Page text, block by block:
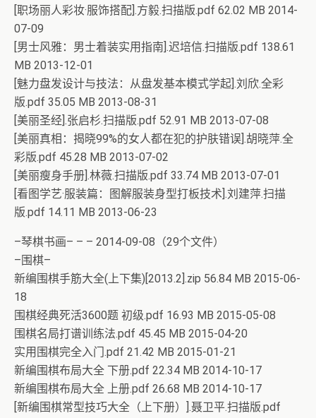
[职场丽人彩妆·服饰搭配].方毅.扫描版.pdf 62.02 MB 2014-
07-09
[男士风雅：男士着装实用指南].迟培信.扫描版.pdf 138.61
MB 2013-12-01
[魅力盘发设计与技法：从盘发基本模式学起].刘欣.全彩
版.pdf 35.05 MB 2013-08-31
[美丽圣经].张启杉.扫描版.pdf 52.91 MB 2013-07-08
[美丽真相：揭晓99%的女人都在犯的护肤错误].胡晓萍.全
彩版.pdf 45.28 MB 2013-07-02
[美丽瘦身手册].林薇.扫描版.pdf 33.74 MB 2013-07-01
[看图学艺·服装篇：图解服装身型打板技术].刘建萍.扫描
版.pdf 14.11 MB 2013-06-23
–琴棋书画– – – 2014-09-08（29个文件）
–围棋–
新编围棋手筋大全(上下集)[2013.2].zip 56.84 MB 2015-06-
18
围棋经典死活3600题 初级.pdf 16.93 MB 2015-05-08
围棋名局打谱训练法.pdf 45.45 MB 2015-04-20
实用围棋完全入门.pdf 21.42 MB 2015-01-21
新编围棋布局大全 下册.pdf 22.34 MB 2014-10-17
新编围棋布局大全 上册.pdf 26.68 MB 2014-10-17
[新编围棋常型技巧大全（上下册）].聂卫平.扫描版.pdf